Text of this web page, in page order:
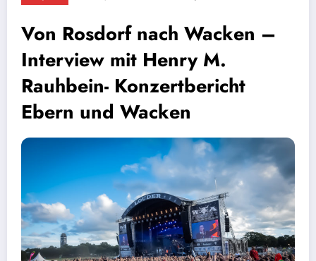
Von Rosdorf nach Wacken –
Interview mit Henry M.
Rauhbein- Konzertbericht
Ebern und Wacken